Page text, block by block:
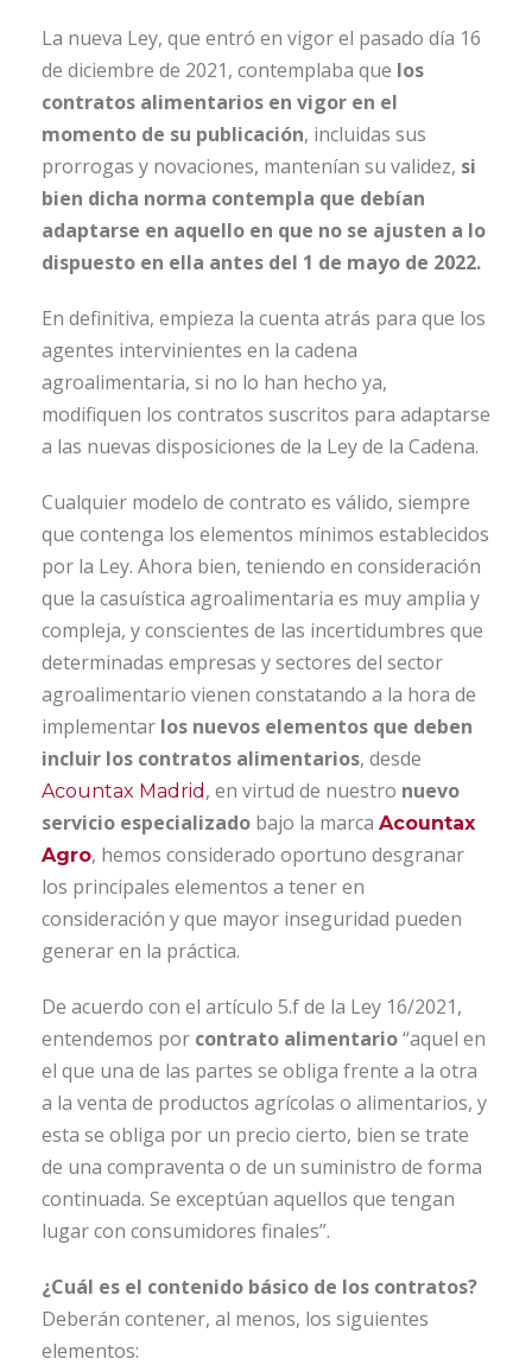
La nueva Ley, que entró en vigor el pasado día 16
de diciembre de 2021, contemplaba que los
contratos alimentarios en vigor en el
momento de su publicación, incluidas sus
prorrogas y novaciones, mantenían su validez, si
bien dicha norma contempla que debían
adaptarse en aquello en que no se ajusten a lo
dispuesto en ella antes del 1 de mayo de 2022.
En definitiva, empieza la cuenta atrás para que los
agentes intervinientes en la cadena
agroalimentaria, si no lo han hecho ya,
modifiquen los contratos suscritos para adaptarse
a las nuevas disposiciones de la Ley de la Cadena.
Cualquier modelo de contrato es válido, siempre
que contenga los elementos mínimos establecidos
por la Ley. Ahora bien, teniendo en consideración
que la casuística agroalimentaria es muy amplia y
compleja, y conscientes de las incertidumbres que
determinadas empresas y sectores del sector
agroalimentario vienen constatando a la hora de
implementar los nuevos elementos que deben
incluir los contratos alimentarios, desde
Acountax Madrid , en virtud de nuestro nuevo
servicio especializado bajo la marca Acountax
Agro, hemos considerado oportuno desgranar
los principales elementos a tener en
consideración y que mayor inseguridad pueden
generar en la práctica.
De acuerdo con el artículo 5.f de la Ley 16/2021,
entendemos por contrato alimentario“aquel en
el que una de las partes se obliga frente a la otra
a la venta de productos agrícolas o alimentarios, y
esta se obliga por un precio cierto, bien se trate
de una compraventa o de un suministro de forma
continuada. Se exceptúan aquellos que tengan
lugar con consumidores finales”.
¿Cuál es el contenido básico de los contratos?
Deberán contener, al menos, los siguientes
elementos: